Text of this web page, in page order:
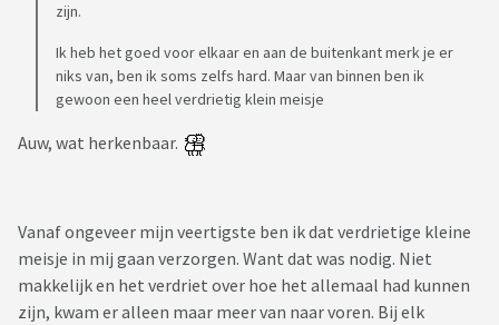
zijn.
Ik heb het goed voor elkaar en aan de buitenkant merk je er
niks van, ben ik soms zelfs hard. Maar van binnen ben ik
gewoon een heel verdrietig klein meisje
Auw, wat herkenbaar.
Vanaf ongeveer mijn veertigste ben ik dat verdrietige kleine
meisje in mij gaan verzorgen. Want dat was nodig. Niet
makkelijk en het verdriet over hoe het allemaal had kunnen
zijn, kwam er alleen maar meer van naar voren. Bij elk